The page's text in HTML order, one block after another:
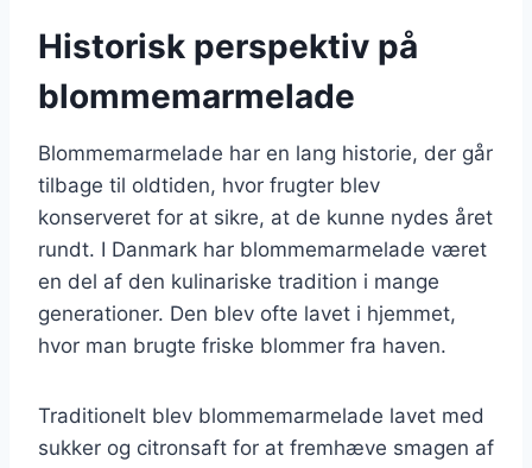
Historisk perspektiv på
blommemarmelade
Blommemarmelade har en lang historie, der går
tilbage til oldtiden, hvor frugter blev
konserveret for at sikre, at de kunne nydes året
rundt. I Danmark har blommemarmelade været
en del af den kulinariske tradition i mange
generationer. Den blev ofte lavet i hjemmet,
hvor man brugte friske blommer fra haven.
Traditionelt blev blommemarmelade lavet med
sukker og citronsaft for at fremhæve smagen af